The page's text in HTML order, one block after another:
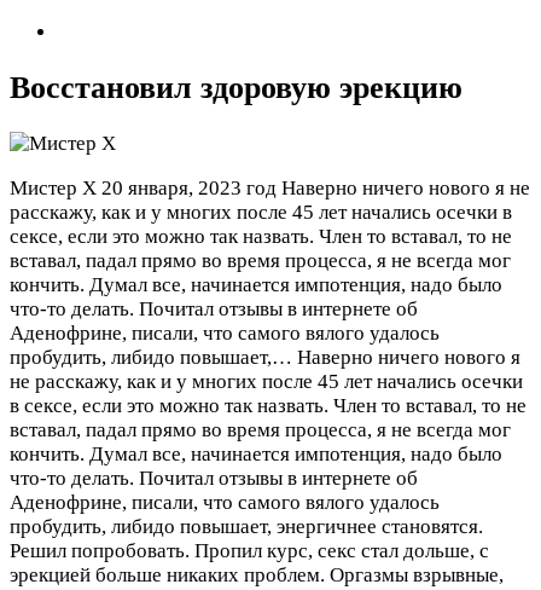
Восстановил здоровую эрекцию
Мистер Х 20 января, 2023 год Наверно ничего нового я не
расскажу, как и у многих после 45 лет начались осечки в
сексе, если это можно так назвать. Член то вставал, то не
вставал, падал прямо во время процесса, я не всегда мог
кончить. Думал все, начинается импотенция, надо было
что-то делать. Почитал отзывы в интернете об
Аденофрине, писали, что самого вялого удалось
пробудить, либидо повышает,… Наверно ничего нового я
не расскажу, как и у многих после 45 лет начались осечки
в сексе, если это можно так назвать. Член то вставал, то не
вставал, падал прямо во время процесса, я не всегда мог
кончить. Думал все, начинается импотенция, надо было
что-то делать. Почитал отзывы в интернете об
Аденофрине, писали, что самого вялого удалось
пробудить, либидо повышает, энергичнее становятся.
Решил попробовать. Пропил курс, секс стал дольше, с
эрекцией больше никаких проблем. Оргазмы взрывные,